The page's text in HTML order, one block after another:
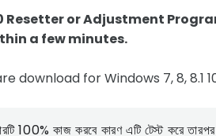
Resetter or Adjustment
a few minutes.
download for Windows 7, 8, 8.1
100% কাজ করবে কারণ এটি টেস্ট করে